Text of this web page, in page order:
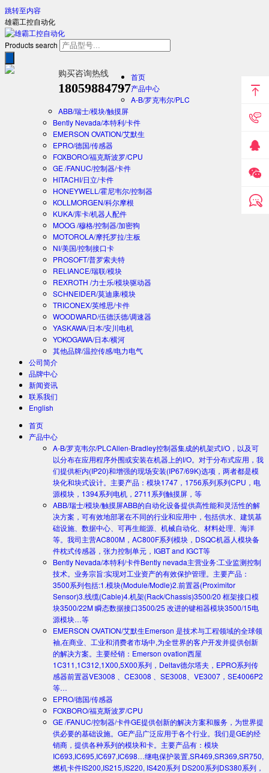
跳转至内容
雄霸工控自动化
Products search
购买咨询热线
18059884797
首页
产品中心
A-B/罗克韦尔/PLC
ABB/瑞士/模块/触摸屏
Bently Nevada/本特利/卡件
EMERSON OVATION/艾默生
EPRO/德国/传感器
FOXBORO/福克斯波罗/CPU
GE /FANUC/控制器/卡件
HITACHI/日立/卡件
HONEYWELL/霍尼韦尔/控制器
KOLLMORGEN/科尔摩根
KUKA/库卡/机器人配件
MOOG /穆格/控制器/加密狗
MOTOROLA/摩托罗拉/主板
NI/美国/控制接口卡
PROSOFT/普罗索夫特
RELIANCE/瑞联/模块
REXROTH /力士乐/模块驱动器
SCHNEIDER/莫迪康/模块
TRICONEX/英维思/卡件
WOODWARD/伍德沃德/调速器
YASKAWA/日本/安川电机
YOKOGAWA/日本/横河
其他品牌/温控传感/电力电气
公司简介
品牌中心
新闻资讯
联系我们
English
首页
产品中心
A-B/罗克韦尔/PLCAllen-Bradley控制器集成的机架式I/O，以及可
以分布在应用程序外围或安装在机器上的I/O。对于分布式应用，我
们提供柜内(IP20)和增强的现场安装(IP67/69K)选项，两者都是模
块化和块式设计。主要产品：模块1747，1756系列系列CPU，电
源模块，1394系列电机，2711系列触摸屏，等
ABB/瑞士/模块/触摸屏ABB的自动化设备提供高性能和灵活性的解
决方案，可有效地部署在不同的行业和应用中，包括供水、建筑基
础设施、数据中心、可再生能源、机械自动化、材料处理、海洋
等。我司主营AC800M，AC800F系列模块，DSQC机器人模块备
件枕式传感器，张力控制单元，IGBT and IGCT等
Bently Nevada/本特利/卡件Bently nevada主营业务:工业监测控制
技术。业务宗旨:实现对工业资产的有效保护管理。主要产品：
3500系列包括:1.模块(Module/Modle)2.前置器(Proximitor
Sensor)3.线缆(Cable)4.机架(Rack/Chassis)3500/20 框架接口模
块3500/22M 瞬态数据接口3500/25 改进的键相器模块3500/15电
源模块…等
EMERSON OVATION/艾默生Emerson 是技术与工程领域的全球领
袖,在商业、工业和消费者市场中,为全世界的客户开发并提供创新
的解决方案。主要经销：Emerson ovation西屋
1C311,1C312,1X00,5X00系列，Deltav德尔塔夫，EPRO系列传
感器前置器VE3008 、CE3008 、SE3008、VE3007，SE4006P2
等…
EPRO/德国/传感器
FOXBORO/福克斯波罗/CPU
GE /FANUC/控制器/卡件GE提供创新的解决方案和服务，为世界提
供必要的基础设施。GE产品广泛应用于各个行业。我们是GE的经
销商，提供各种系列的模块和卡。主要产品有：模块
IC693,IC695,IC697,IC698…继电保护装置,SR469,SR369,SR750,
燃机卡件IS200,IS215,IS220, IS420系列 DS200系列DS380系列，